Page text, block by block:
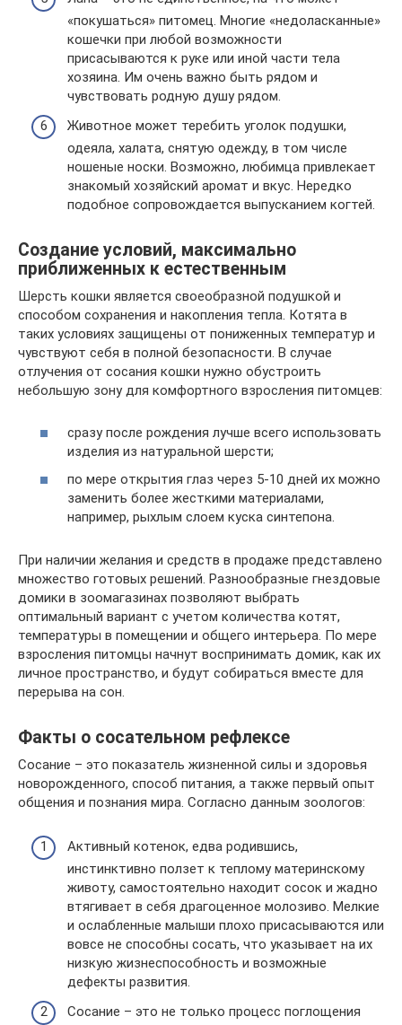
«покушаться» питомец. Многие «недоласканные»
кошечки при любой возможности
присасываются к руке или иной части тела
хозяина. Им очень важно быть рядом и
чувствовать родную душу рядом.
Животное может теребить уголок подушки,
одеяла, халата, снятую одежду, в том числе
ношеные носки. Возможно, любимца привлекает
знакомый хозяйский аромат и вкус. Нередко
подобное сопровождается выпусканием когтей.
Создание условий, максимально
приближенных к естественным
Шерсть кошки является своеобразной подушкой и
способом сохранения и накопления тепла. Котята в
таких условиях защищены от пониженных температур и
чувствуют себя в полной безопасности. В случае
отлучения от сосания кошки нужно обустроить
небольшую зону для комфортного взросления питомцев:
сразу после рождения лучше всего использовать
изделия из натуральной шерсти;
по мере открытия глаз через 5-10 дней их можно
заменить более жесткими материалами,
например, рыхлым слоем куска синтепона.
При наличии желания и средств в продаже представлено
множество готовых решений. Разнообразные гнездовые
домики в зоомагазинах позволяют выбрать
оптимальный вариант с учетом количества котят,
температуры в помещении и общего интерьера. По мере
взросления питомцы начнут воспринимать домик, как их
личное пространство, и будут собираться вместе для
перерыва на сон.
Факты о сосательном рефлексе
Сосание – это показатель жизненной силы и здоровья
новорожденного, способ питания, а также первый опыт
общения и познания мира. Согласно данным зоологов:
Активный котенок, едва родившись,
инстинктивно ползет к теплому материнскому
животу, самостоятельно находит сосок и жадно
втягивает в себя драгоценное молозиво. Мелкие
и ослабленные малыши плохо присасываются или
вовсе не способны сосать, что указывает на их
низкую жизнеспособность и возможные
дефекты развития.
Сосание – это не только процесс поглощения